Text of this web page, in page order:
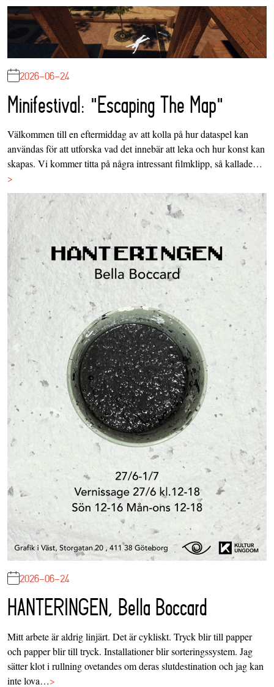
2026-06-24
Minifestival: "Escaping The Map"
Välkommen till en eftermiddag av att kolla på hur dataspel kan
användas för att utforska vad det innebär att leka och hur konst kan
skapas. Vi kommer titta på några intressant filmklipp, så kallade…
>
2026-06-24
HANTERINGEN, Bella Boccard
Mitt arbete är aldrig linjärt. Det är cykliskt. Tryck blir till papper
och papper blir till tryck. Installationer blir sorteringssystem. Jag
sätter klot i rullning ovetandes om deras slutdestination och jag kan
inte lova…>